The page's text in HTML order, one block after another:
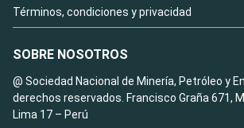
Términos, condiciones y privacidad
SOBRE NOSOTROS
@ Sociedad Nacional de Minería, Petróleo y
derechos reservados. Francisco Graña 671,
Lima 17 – Perú